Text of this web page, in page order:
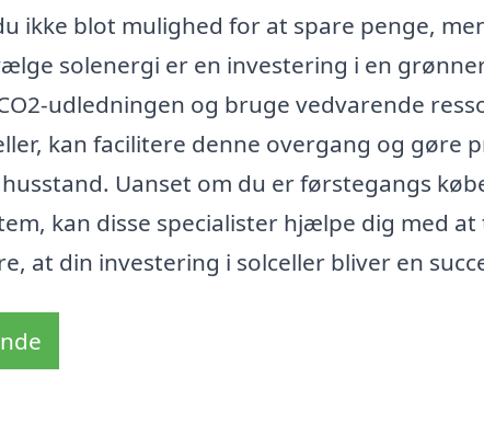
ikke blot mulighed for at spare penge,
solenergi er en investering i en
udledningen og bruge vedvarende
kan facilitere denne overgang og gøre
Uanset om du er førstegangs
kan disse specialister hjælpe dig med
at din investering i solceller bliver en